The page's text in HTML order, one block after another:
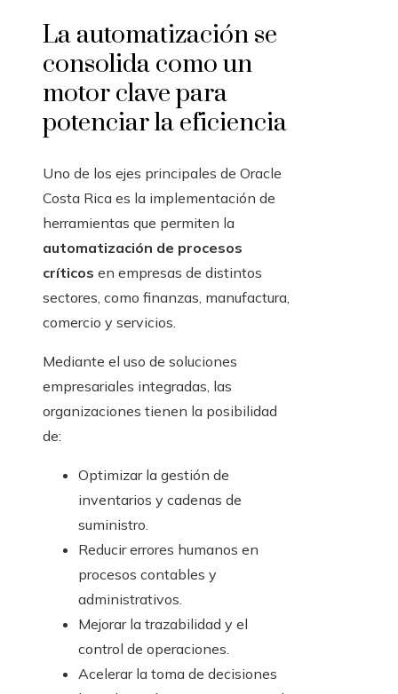
La automatización se
consolida como un
motor clave para
potenciar la eficiencia
Uno de los ejes principales de Oracle
Costa Rica es la implementación de
herramientas que permiten la
automatización de procesos
críticos en empresas de distintos
sectores, como finanzas, manufactura,
comercio y servicios.
Mediante el uso de soluciones
empresariales integradas, las
organizaciones tienen la posibilidad
de:
Optimizar la gestión de
inventarios y cadenas de
suministro.
Reducir errores humanos en
procesos contables y
administrativos.
Mejorar la trazabilidad y el
control de operaciones.
Acelerar la toma de decisiones